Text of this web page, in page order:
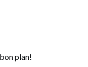
plan!